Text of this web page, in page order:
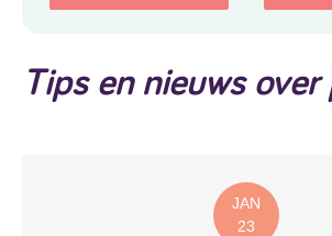
Tips en nieuws
JAN
23